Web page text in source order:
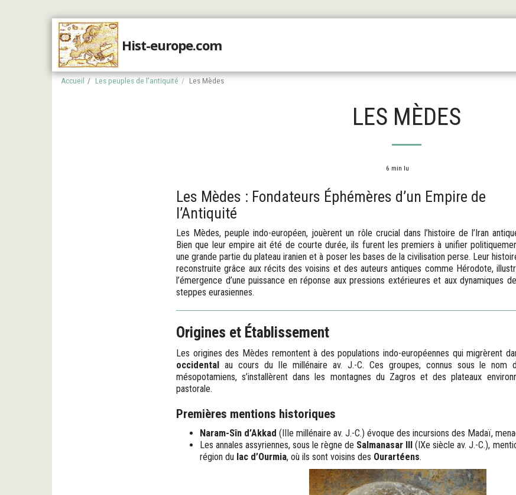
Hist-europe.com
Accueil Les peuples de l'antiquité Les Mèdes
LES MÈDES
6 min lu
Les Mèdes : Fondateurs Éphémères d’un Empire de
l’Antiquité
Les Mèdes, peuple indo-européen, jouèrent un rôle crucial dans l’histoire de l’Iran
Bien que leur empire ait été de courte durée, ils furent les premiers à unifier
une grande partie du plateau iranien et à poser les bases de la civilisation perse. Leur
reconstruite grâce aux récits des voisins et des auteurs antiques comme Hérodote,
l’émergence d’une puissance en réponse aux pressions extérieures et aux dynamiques
steppes eurasiennes.
Origines et Établissement
Les origines des Mèdes remontent à des populations indo-européennes qui migrèrent
occidental au cours du IIe millénaire av. J.-C. Ces groupes, connus sous le nom
mésopotamiens, s’installèrent dans les montagnes du Zagros et des plateaux
pastorale.
Premières mentions historiques
Naram-Sîn d’Akkad (IIIe millénaire av. J.-C.) évoque des incursions des Madaï,
Les annales assyriennes, sous le règne de Salmanasar III (IXe siècle av. J.-C.),
région du lac d’Ourmia, où ils sont voisins des Ourartéens.